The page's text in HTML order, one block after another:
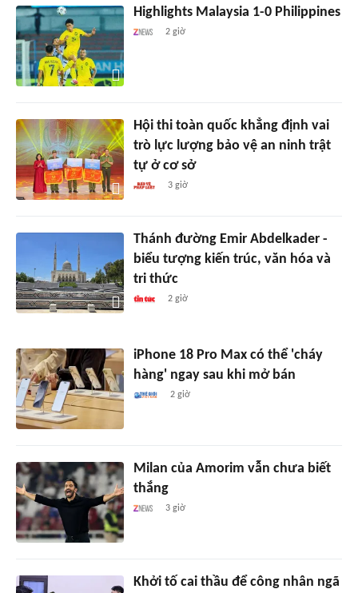
Highlights Malaysia 1-0 Philippines
2 giờ
Hội thi toàn quốc khẳng định vai
trò lực lượng bảo vệ an ninh trật
tự ở cơ sở
3 giờ
Thánh đường Emir Abdelkader -
biểu tượng kiến trúc, văn hóa và
tri thức
2 giờ
iPhone 18 Pro Max có thể 'cháy
hàng' ngay sau khi mở bán
2 giờ
Milan của Amorim vẫn chưa biết
thắng
3 giờ
Khởi tố cai thầu để công nhân ngã